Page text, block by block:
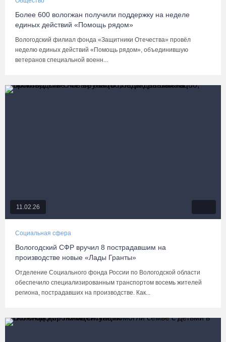
Более 600 вологжан получили поддержку на неделе
единых действий «Помощь рядом»
Вологодский филиал фонда «Защитники Отечества» провёл
неделю единых действий «Помощь рядом», объединившую
ветеранов специальной военн...
11.02.26
Социальная сфера
Вологодский СФР вручил 8 пострадавшим на
производстве новые «Лады Гранты»
Отделение Социального фонда России по Вологодской области
обеспечило специализированным транспортом восемь жителей
региона, пострадавших на производстве. Как...